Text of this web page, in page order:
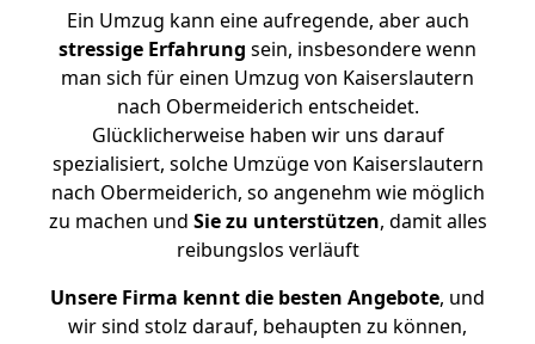
Ein Umzug kann eine aufregende, aber auch
stressige Erfahrung sein, insbesondere wenn
man sich für einen Umzug von Kaiserslautern
nach Obermeiderich entscheidet.
Glücklicherweise haben wir uns darauf
spezialisiert, solche Umzüge von Kaiserslautern
nach Obermeiderich, so angenehm wie möglich
zu machen und Sie zu unterstützen, damit alles
reibungslos verläuft
Unsere Firma kennt die besten Angebote, und
wir sind stolz darauf, behaupten zu können,